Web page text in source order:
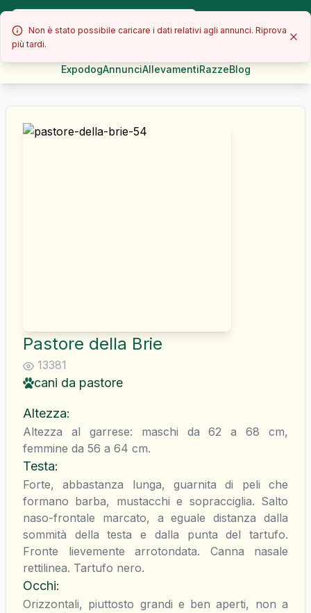
Non è stato possibile caricare i dati relativi agli annunci. Riprova
più tardi.
ExpodogAnnunciAllevamentiRazzeBlog
Pastore della Brie
13381
cani da pastore
Altezza:
Altezza al garrese: maschi da 62 a 68 cm,
femmine da 56 a 64 cm.
Testa:
Forte, abbastanza lunga, guarnita di peli che
formano barba, mustacchi e sopracciglia. Salto
naso-frontale marcato, a eguale distanza dalla
sommità della testa e dalla punta del tartufo.
Fronte lievemente arrotondata. Canna nasale
rettilinea. Tartufo nero.
Occhi:
Orizzontali, piuttosto grandi e ben aperti, non a